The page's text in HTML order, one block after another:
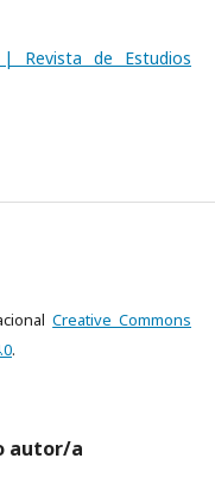
Revista de Estudios
Creative Commons
.
autor/a